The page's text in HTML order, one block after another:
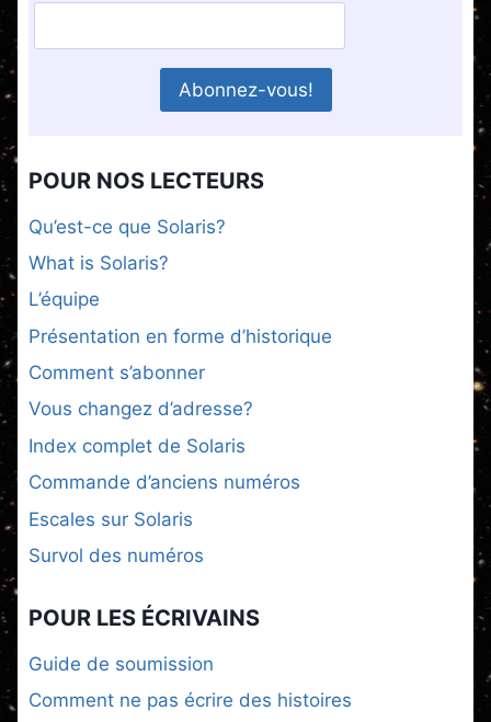
POUR NOS LECTEURS
Qu’est-ce que Solaris?
What is Solaris?
L’équipe
Présentation en forme d’historique
Comment s’abonner
Vous changez d’adresse?
Index complet de Solaris
Commande d’anciens numéros
Escales sur Solaris
Survol des numéros
POUR LES ÉCRIVAINS
Guide de soumission
Comment ne pas écrire des histoires